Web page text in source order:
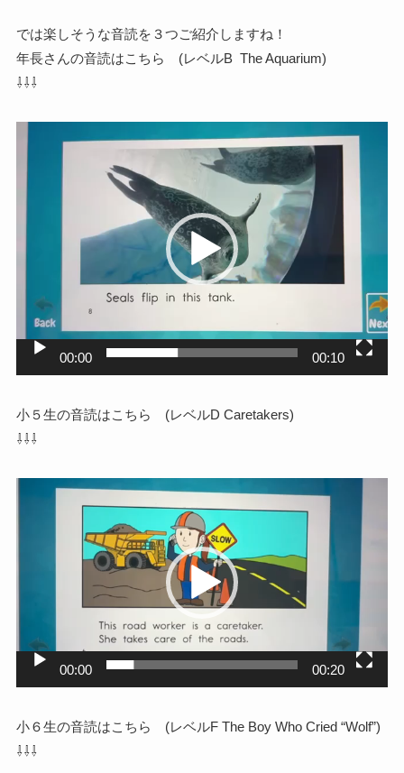
では楽しそうな音読を３つご紹介しますね！
年長さんの音読はこちら (レベルB The Aquarium)
⇩⇩⇩
00:00 00:10
小５生の音読はこちら (レベルD Caretakers)
⇩⇩⇩
00:00 00:20
小６生の音読はこちら (レベルF The Boy Who Cried “Wolf”)
⇩⇩⇩